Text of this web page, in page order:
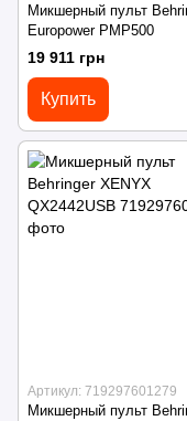
Микшерный пульт
Europower PMP500
19 911 грн
Купить
Артикул: 719297601279
Микшерный пульт